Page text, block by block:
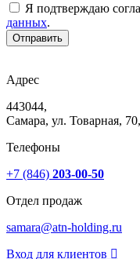
Я подтверждаю
данных.
Отправить
Адрес
443044,
Самара, ул. Товарная,
Телефоны
+7 (846) 203-00-50
Отдел продаж
samara@atn-holding.ru
Вход для клиентов